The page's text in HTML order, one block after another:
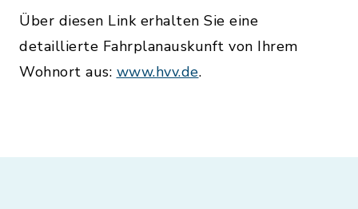
Über diesen Link erhalten Sie eine
detaillierte Fahrplanauskunft von Ihrem
Wohnort aus: www.hvv.de.